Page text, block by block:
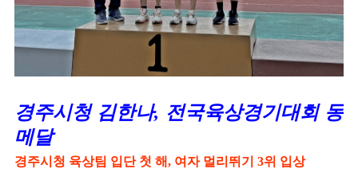
경주시청 김한나, 전국육상경기대회 동
메달
경주시청 육상팀 입단 첫 해, 여자 멀리뛰기 3위 입상